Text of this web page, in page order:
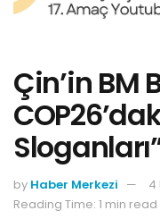
Çin’in BM
by Haber Merkezi
4
Reading Time: 1 min read